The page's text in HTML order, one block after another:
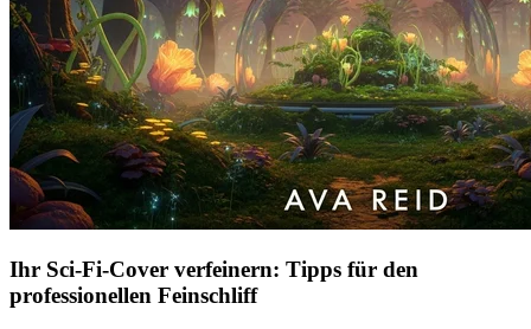
Ihr Sci-Fi-Cover verfeinern: Tipps für den
professionellen Feinschliff